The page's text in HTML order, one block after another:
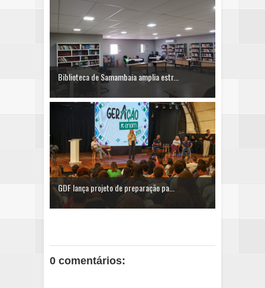
Biblioteca de Samambaia amplia estr...
GDF lança projeto de preparação pa...
0 comentários: